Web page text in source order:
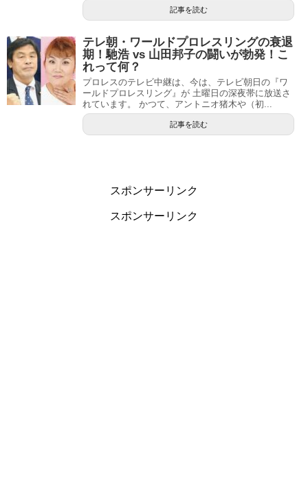
記事を読む
テレ朝・ワールドプロレスリングの衰退
期！馳浩 vs 山田邦子の闘いが勃発！こ
れって何？
プロレスのテレビ中継は、今は、テレビ朝日の『ワ
ールドプロレスリング』が 土曜日の深夜帯に放送さ
れています。 かつて、アントニオ猪木や（初...
記事を読む
スポンサーリンク
スポンサーリンク